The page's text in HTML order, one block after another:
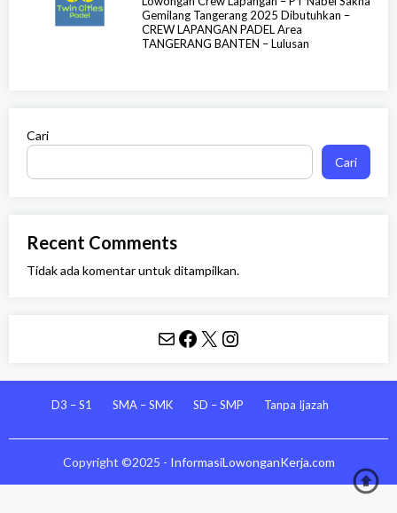
Gemilang Tangerang 2025 Dibutuhkan –
CREW LAPANGAN PADEL Area
TANGERANG BANTEN – Lulusan
Cari
Cari
Recent Comments
Tidak ada komentar untuk ditampilkan.
Mail Facebook X Instagram
D3 – S1 SMA – SMK SD – SMP Tanpa Ijazah
Copyright ©2025 - InformasiLowonganKerja.com